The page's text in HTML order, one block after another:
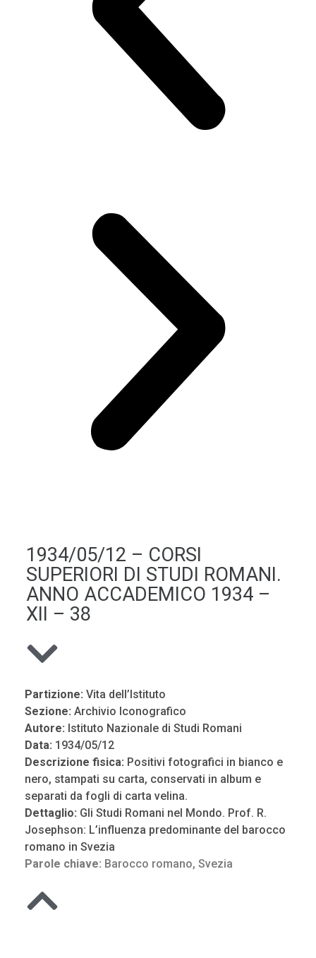
1934/05/12 – CORSI
SUPERIORI DI STUDI ROMANI.
ANNO ACCADEMICO 1934 –
XII – 38
Partizione: Vita dell’Istituto
Sezione: Archivio Iconografico
Autore: Istituto Nazionale di Studi Romani
Data: 1934/05/12
Descrizione fisica: Positivi fotografici in bianco e
nero, stampati su carta, conservati in album e
separati da fogli di carta velina.
Dettaglio: Gli Studi Romani nel Mondo. Prof. R.
Josephson: L’influenza predominante del barocco
romano in Svezia
Parole chiave: Barocco romano, Svezia